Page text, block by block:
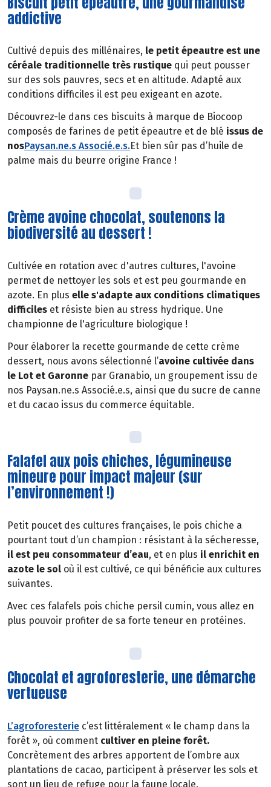
addictive
Cultivé depuis des millénaires, le petit épeautre est une
céréale traditionnelle très rustique qui peut pousser
sur des sols pauvres, secs et en altitude. Adapté aux
conditions difficiles il est peu exigeant en azote.
Découvrez-le dans ces biscuits à marque de Biocoop
composés de farines de petit épeautre et de blé issus de
nosPaysan.ne.s Associé.e.s.Et bien sûr pas d’huile de
palme mais du beurre origine France !
Crème avoine chocolat, soutenons la
biodiversité au dessert !
Cultivée en rotation avec d'autres cultures, l'avoine
permet de nettoyer les sols et est peu gourmande en
azote. En plus elle s'adapte aux conditions climatiques
difficiles et résiste bien au stress hydrique. Une
championne de l'agriculture biologique !
Pour élaborer la recette gourmande de cette crème
dessert, nous avons sélectionné l’avoine cultivée dans
le Lot et Garonne par Granabio, un groupement issu de
nos Paysan.ne.s Associé.e.s, ainsi que du sucre de canne
et du cacao issus du commerce équitable.
Falafel aux pois chiches, légumineuse
mineure pour impact majeur (sur
l’environnement !)
Petit poucet des cultures françaises, le pois chiche a
pourtant tout d’un champion : résistant à la sécheresse,
il est peu consommateur d’eau, et en plus il enrichit en
azote le sol où il est cultivé, ce qui bénéficie aux cultures
suivantes.
Avec ces falafels pois chiche persil cumin, vous allez en
plus pouvoir profiter de sa forte teneur en protéines.
Chocolat et agroforesterie, une démarche
vertueuse
L’agroforesterie c’est littéralement « le champ dans la
forêt », où comment cultiver en pleine forêt.
Concrètement des arbres apportent de l’ombre aux
plantations de cacao, participent à préserver les sols et
sont un lieu de refuge pour la faune locale.